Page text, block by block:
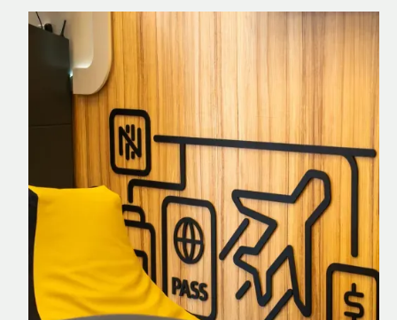
Nomad Explorer
Cartão de crédito brasileiro com cashback
em dólar